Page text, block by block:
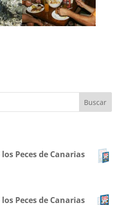
Peces de Canarias
Peces de Canarias